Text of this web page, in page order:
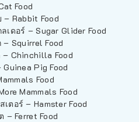
Food
– Rabbit Food
เดอร์ – Sugar Glider Food
– Squirrel Food
Chinchilla Food
Pig Food
Food
Mammals Food
ตอร์ – Hamster Food
– Ferret Food